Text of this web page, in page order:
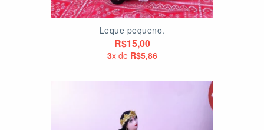
Leque pequeno.
R$15,00
3x de R$5,86